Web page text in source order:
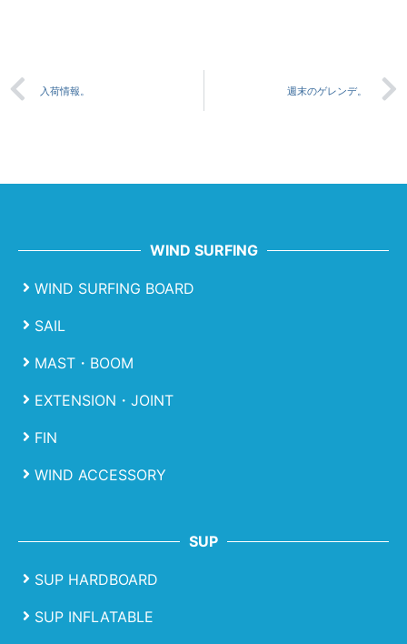
入荷情報。 週末のゲレンデ。
WIND SURFING
WIND SURFING BOARD
SAIL
MAST・BOOM
EXTENSION・JOINT
FIN
WIND ACCESSORY
SUP
SUP HARDBOARD
SUP INFLATABLE